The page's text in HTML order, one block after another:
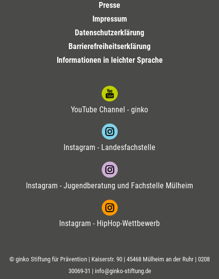
Presse
Impressum
Datenschutzerklärung
Barrierefreiheitserklärung
Informationen in leichter Sprache
YouTube Channel - ginko
Instagram - Landesfachstelle
Instagram - Jugendberatung und Fachstelle Mülheim
Instagram - HipHop-Wettbewerb
© ginko Stiftung für Prävention | Kaiserstr. 90 | 45468 Mülheim an der Ruhr | 0208
30069-31 | info@ginko-stiftung.de